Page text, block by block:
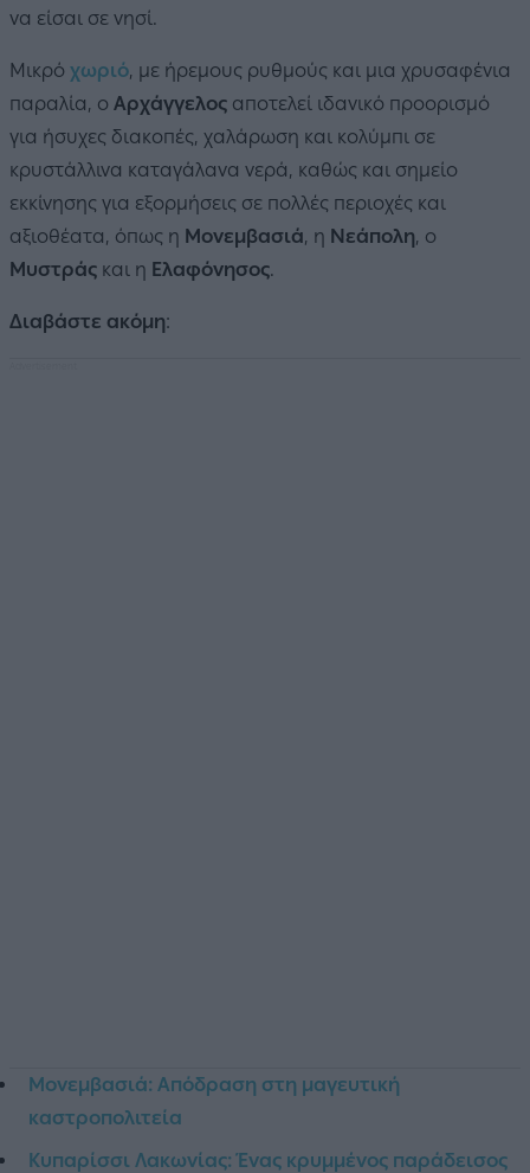
να είσαι σε νησί.
Μικρό χωριό, με ήρεμους ρυθμούς και μια χρυσαφένια
παραλία, ο Αρχάγγελος αποτελεί ιδανικό προορισμό
για ήσυχες διακοπές, χαλάρωση και κολύμπι σε
κρυστάλλινα καταγάλανα νερά, καθώς και σημείο
εκκίνησης για εξορμήσεις σε πολλές περιοχές και
αξιοθέατα, όπως η Μονεμβασιά, η Νεάπολη, ο
Μυστράς και η Ελαφόνησος.
Διαβάστε ακόμη:
Μονεμβασιά: Απόδραση στη μαγευτική
καστροπολιτεία
Κυπαρίσσι Λακωνίας: Ένας κρυμμένος παράδεισος